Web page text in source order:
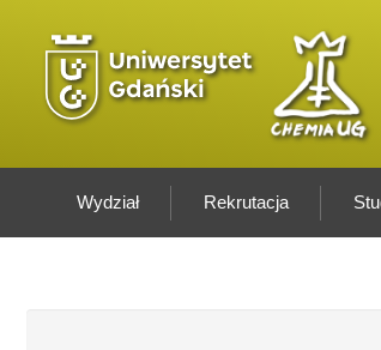
Wydział Rekrutacja